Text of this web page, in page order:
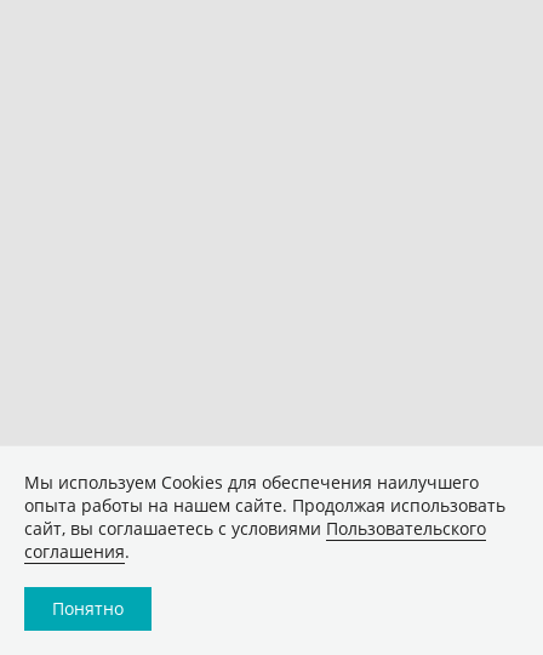
Мы используем Сookies для обеспечения наилучшего
опыта работы на нашем сайте. Продолжая использовать
сайт, вы соглашаетесь с условиями Пользовательского
соглашения.
Понятно